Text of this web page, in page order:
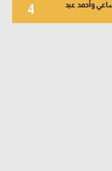
4 وأحمد عيد